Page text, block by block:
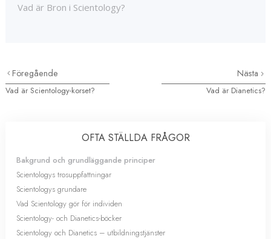
Vad är Bron i Scientology?
Föregående
Vad är Scientology-korset?
Nästa
Vad är Dianetics?
OFTA STÄLLDA FRÅGOR
Bakgrund och grundläggande principer
Scientologys trosuppfattningar
Scientologys grundare
Vad Scientology gör för individen
Scientology- och Dianetics-böcker
Scientology och Dianetics – utbildningstjänster